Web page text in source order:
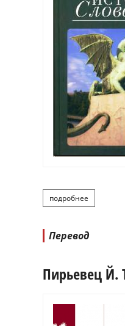
подробнее
Перевод
Пирьевец Й.